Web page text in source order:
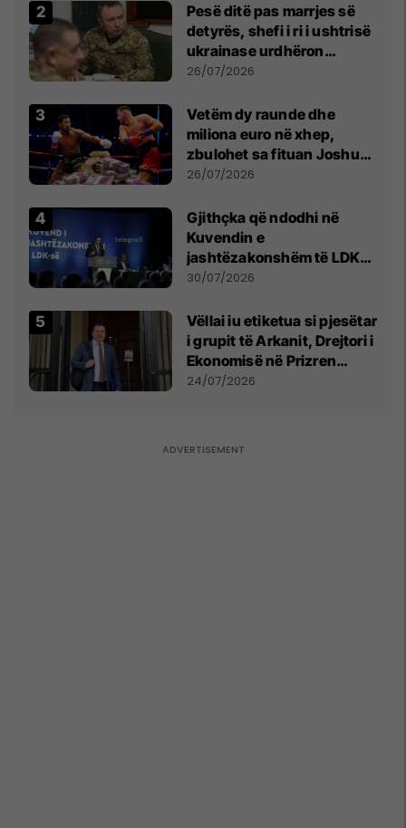
Pesë ditë pas marrjes së
detyrës, shefi i ri i ushtrisë
ukrainase urdhëron
kontroll të madh
26/07/2026
Vetëm dy raunde dhe
miliona euro në xhep,
zbulohet sa fituan Joshua
e Prenga
26/07/2026
Gjithçka që ndodhi në
Kuvendin e
jashtëzakonshëm të LDK-
së
30/07/2026
Vëllai iu etiketua si pjesëtar
i grupit të Arkanit, Drejtori i
Ekonomisë në Prizren
mohon pretendimet
24/07/2026